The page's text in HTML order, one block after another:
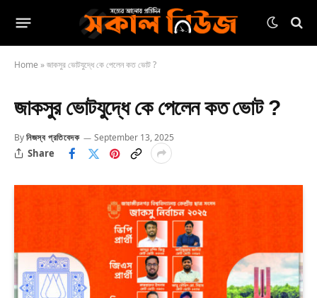
Home »জাকসুর ভোটযুদ্ধে কে পেলেন কত ভোট ?
জাকসুর ভোটযুদ্ধে কে পেলেন কত ভোট ?
Byনিজস্ব প্রতিবেদক September 13, 2025
Share